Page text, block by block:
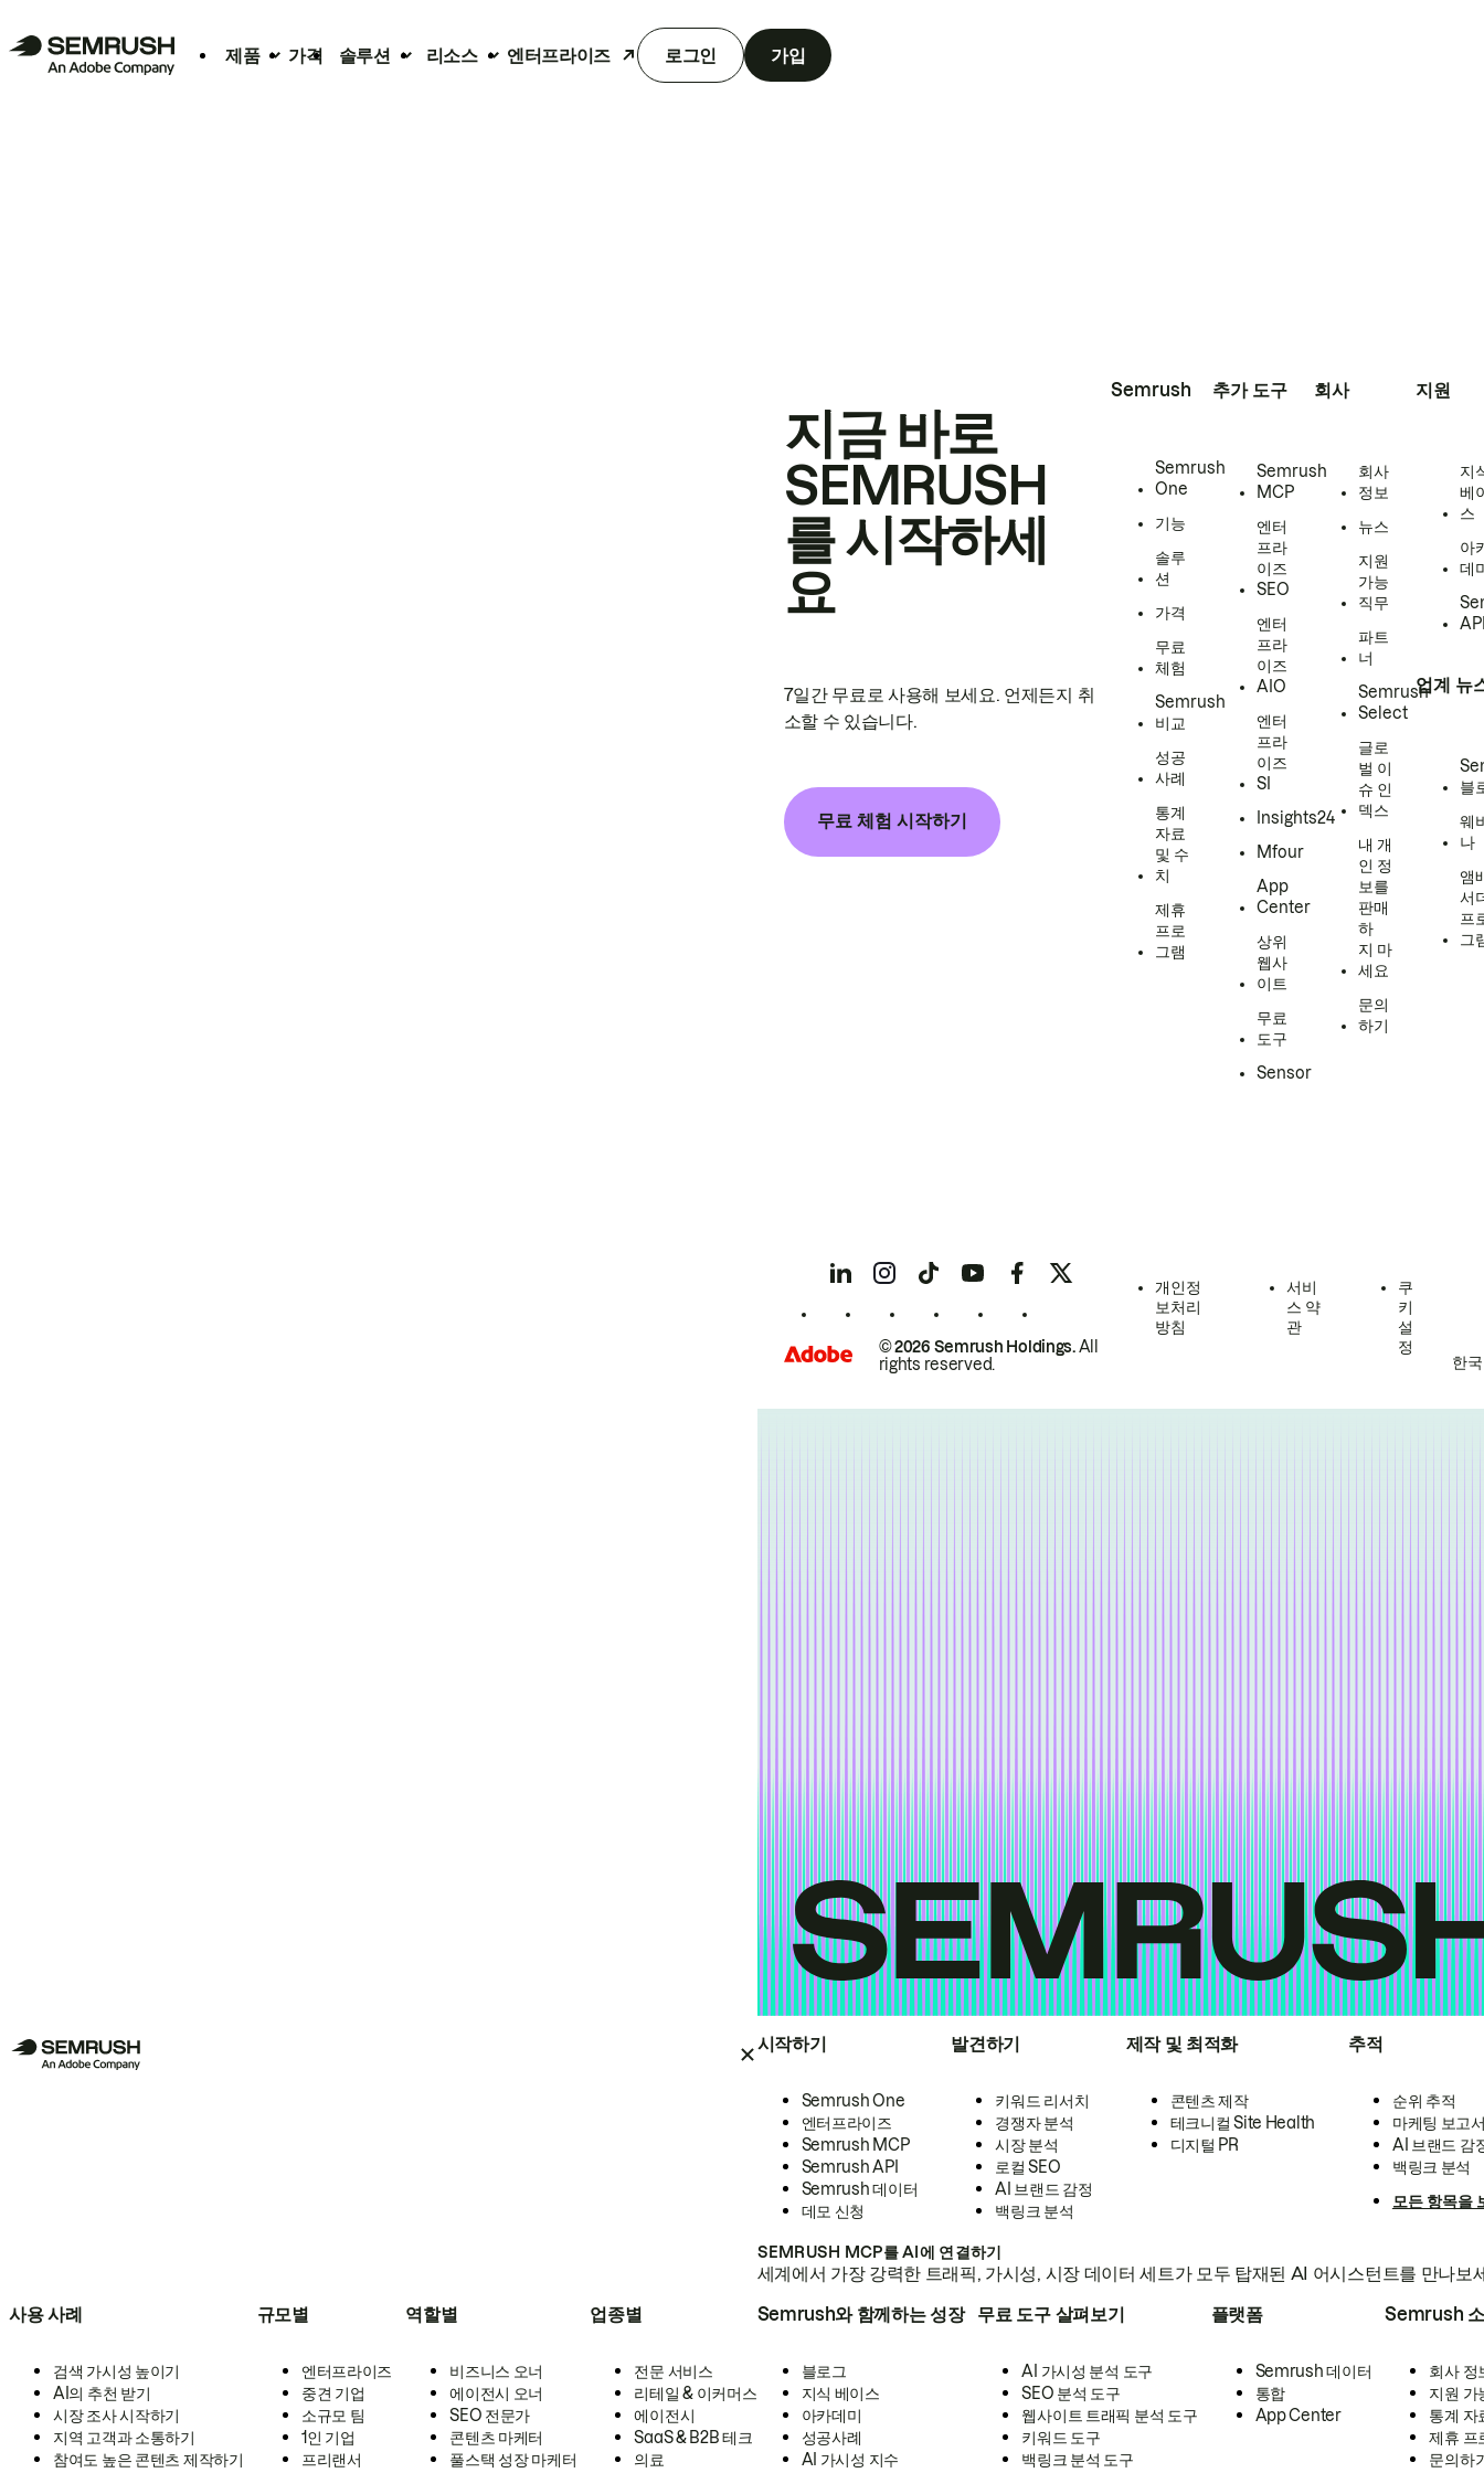
제품 가격 솔루션 리소스 엔터프라이즈 로그인 가입
시작하기
Semrush One
엔터프라이즈
Semrush MCP
Semrush API
Semrush 데이터
데모 신청
발견하기
키워드 리서치
경쟁자 분석
시장 분석
로컬 SEO
AI 브랜드 감정
백링크 분석
제작 및 최적화
콘텐츠 제작
테크니컬 Site Health
디지털 PR
추적
순위 추적
마케팅 보고
AI 브랜드 감
백링크 분석
모든 항목을
SEMRUSH MCP를 AI에 연결하기
세계에서 가장 강력한 트래픽, 가시성, 시장 데이터 세트가 모두 탑재된 AI 어시스턴트를 만나보
사용 사례
검색 가시성 높이기
AI의 추천 받기
시장 조사 시작하기
지역 고객과 소통하기
참여도 높은 콘텐츠 제작하기
규모별
엔터프라이즈
중견 기업
소규모 팀
1인 기업
프리랜서
역할별
비즈니스 오너
에이전시 오너
SEO 전문가
콘텐츠 마케터
풀스택 성장 마케터
업종별
전문 서비스
리테일 & 이커머스
에이전시
SaaS & B2B 테크
의료
Semrush와 함께하는 성장
블로그
지식 베이스
아카데미
성공사례
AI 가시성 지수
무료 도구 살펴보기
AI 가시성 분석 도구
SEO 분석 도구
웹사이트 트래픽 분석 도구
키워드 도구
백링크 분석 도구
플랫폼
Semrush 데이터
통합
App Center
Semrush
회사 정
지원 가
통계 자
제휴 프
문의하
지금 바로
SEMRUSH
를 시작하세
요
7일간 무료로 사용해 보세요. 언제든지 취
소할 수 있습니다.
무료 체험 시작하기
Semrush
Semrush
One
기능
솔루
션
가격
무료
체험
Semrush
비교
성공
사례
통계
자료
및 수
치
제휴
프로
그램
추가 도구
Semrush
MCP
엔터
프라
이즈
SEO
엔터
프라
이즈
AIO
엔터
프라
이즈
SI
Insights24
Mfour
App
Center
상위
웹사
이트
무료
도구
Sensor
회사
회사
정보
뉴스
지원
가능
직무
파트
너
Semrush
Select
글로
벌 이
슈 인
덱스
내 개
인 정
보를
판매
하
지 마
세요
문의
하기
지원
지
베
스
아
데
업계 뉴
블
웨
나
앰
서
프
그
© 2026 Semrush Holdings.All
rights reserved.
개인정
보처리
방침
서비
스 약
관
쿠
키
설
정
한